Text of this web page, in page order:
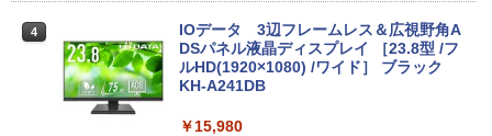
￥14,800
月間ベストプライス 中古ノートパソコン
4
IOデータ 3辺フレームレス＆広視野角A
DSパネル液晶ディスプレイ ［23.8型 /フ
ルHD(1920×1080) /ワイド］ ブラック
KH-A241DB
￥15,980